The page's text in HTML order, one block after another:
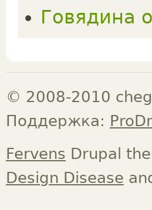
Говядина
© 2008-2010
Поддержка:
Fervens Drupal
Design Disease